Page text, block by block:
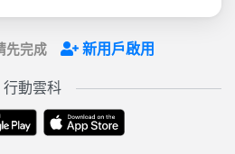
先完成 新用戶啟用
行動雲科